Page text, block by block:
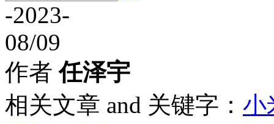
-2023-
08/09
作者任泽宇
相关文章 and 关键字： 小